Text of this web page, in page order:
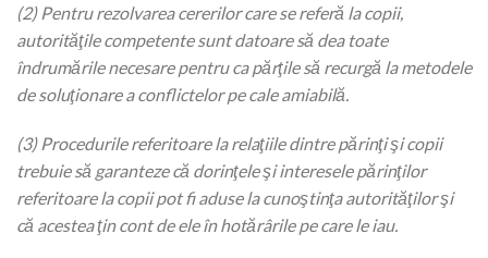
(2) Pentru rezolvarea cererilor care se referă la copii,
autorităţile competente sunt datoare să dea toate
îndrumările necesare pentru ca părţile să recurgă la metodele
de soluţionare a conflictelor pe cale amiabilă.
(3) Procedurile referitoare la relaţiile dintre părinţi şi copii
trebuie să garanteze că dorinţele şi interesele părinţilor
referitoare la copii pot fi aduse la cunoştinţa autorităţilor şi
că acestea ţin cont de ele în hotărârile pe care le iau.